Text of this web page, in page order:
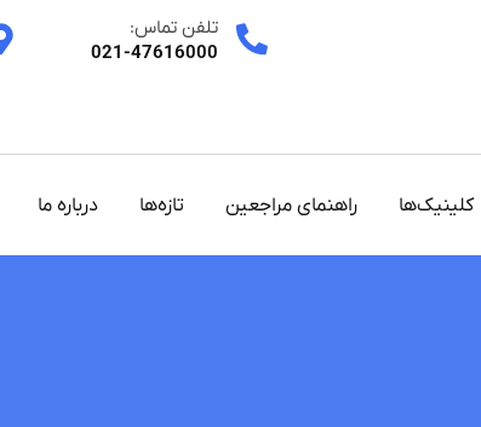
تلفن تماس:
021-47616000
کلینیک‌ها راهنمای مراجعین تازه‌ها درباره ما